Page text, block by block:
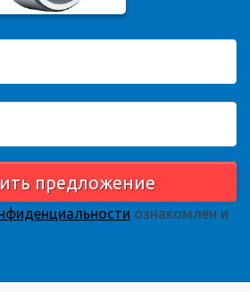
предложение
ознакомлен и